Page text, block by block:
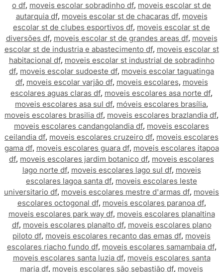
o df, moveis escolar sobradinho df, moveis escolar st de
autarquia df, moveis escolar st de chacaras df, moveis
escolar st de clubes esportivos df, moveis escolar st de
diversões df, moveis escolar st de grandes areas df, moveis
escolar st de industria e abastecimento df, moveis escolar st
habitacional df, moveis escolar st industrial de sobradinho
df, moveis escolar sudoeste df, moveis escolar taguatinga
df, moveis escolar varjão df, moveis escolares, moveis
escolares aguas claras df, moveis escolares asa norte df,
moveis escolares asa sul df, móveis escolares brasília,
moveis escolares brasilia df, moveis escolares brazlandia df,
moveis escolares candangolandia df, moveis escolares
ceilandia df, moveis escolares cruzeiro df, moveis escolares
gama df, moveis escolares guara df, moveis escolares itapoa
df, moveis escolares jardim botanico df, moveis escolares
lago norte df, moveis escolares lago sul df, moveis
escolares lagoa santa df, moveis escolares leste
universitario df, moveis escolares mestre d'armas df, moveis
escolares octogonal df, moveis escolares paranoa df,
moveis escolares park way df, moveis escolares planaltina
df, moveis escolares planalto df, moveis escolares plano
piloto df, moveis escolares recanto das emas df, moveis
escolares riacho fundo df, moveis escolares samambaia df,
moveis escolares santa luzia df, moveis escolares santa
maria df, moveis escolares são sebastião df, moveis